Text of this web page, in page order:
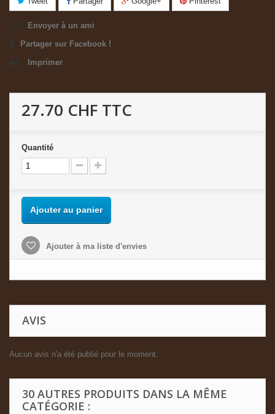
Envoyer à un ami
Partager sur Facebook !
Imprimer
27.70 CHF TTC
Quantité
Ajouter au panier
Ajouter à ma liste d'envies
AVIS
Aucun avis n'a été publié pour le moment.
30 AUTRES PRODUITS DANS LA MÊME
CATÉGORIE :